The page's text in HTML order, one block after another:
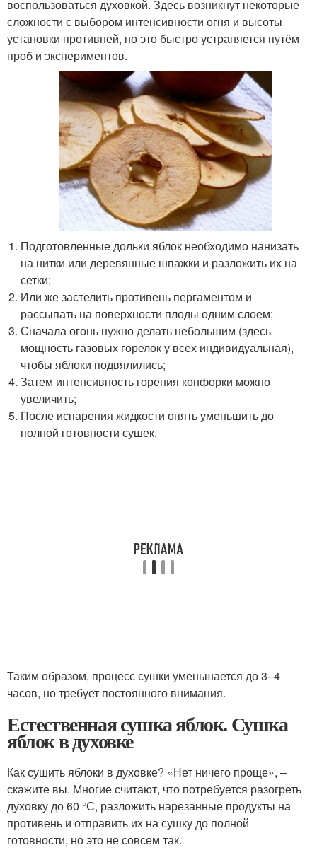
воспользоваться духовкой. Здесь возникнут некоторые
сложности с выбором интенсивности огня и высоты
установки противней, но это быстро устраняется путём
проб и экспериментов.
Подготовленные дольки яблок необходимо нанизать
на нитки или деревянные шпажки и разложить их на
сетки;
Или же застелить противень пергаментом и
рассыпать на поверхности плоды одним слоем;
Сначала огонь нужно делать небольшим (здесь
мощность газовых горелок у всех индивидуальная),
чтобы яблоки подвялились;
Затем интенсивность горения конфорки можно
увеличить;
После испарения жидкости опять уменьшить до
полной готовности сушек.
Таким образом, процесс сушки уменьшается до 3–4
часов, но требует постоянного внимания.
Естественная сушка яблок. Сушка
яблок в духовке
Как сушить яблоки в духовке? «Нет ничего проще», –
скажите вы. Многие считают, что потребуется разогреть
духовку до 60 °С, разложить нарезанные продукты на
противень и отправить их на сушку до полной
готовности, но это не совсем так.